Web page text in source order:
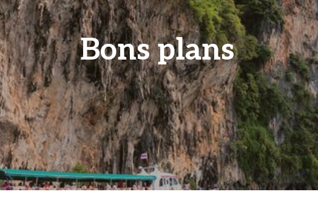
Bons plans